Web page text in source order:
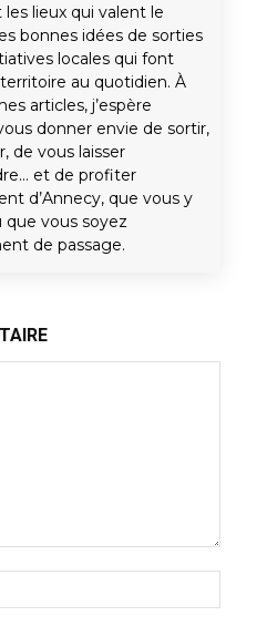
les lieux qui valent le
bonnes idées de sorties
locales qui font
au quotidien. À
articles, j’espère
donner envie de sortir,
de vous laisser
et de profiter
d’Annecy, que vous y
que vous soyez
de passage.